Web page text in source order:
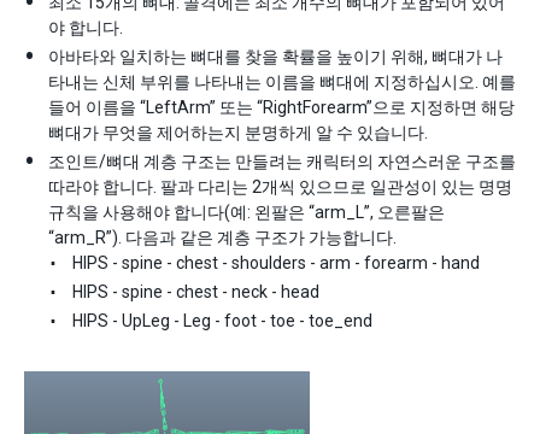
야 합니다.
아바타와 일치하는 뼈대를 찾을 확률을 높이기 위해, 뼈대가 나
타내는 신체 부위를 나타내는 이름을 뼈대에 지정하십시오. 예를
들어 이름을 “LeftArm” 또는 “RightForearm”으로 지정하면 해당
뼈대가 무엇을 제어하는지 분명하게 알 수 있습니다.
조인트/뼈대 계층 구조는 만들려는 캐릭터의 자연스러운 구조를
따라야 합니다. 팔과 다리는 2개씩 있으므로 일관성이 있는 명명
규칙을 사용해야 합니다(예: 왼팔은 “arm_L”, 오른팔은
“arm_R”). 다음과 같은 계층 구조가 가능합니다.
HIPS - spine - chest - shoulders - arm - forearm - hand
HIPS - spine - chest - neck - head
HIPS - UpLeg - Leg - foot - toe - toe_end